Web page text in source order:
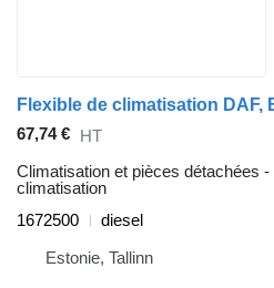
67,74 € HT
Climatisation et pièces détachées -
climatisation
1672500
diesel
Estonie, Tallinn